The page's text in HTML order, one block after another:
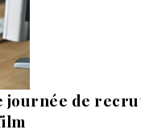
journée de